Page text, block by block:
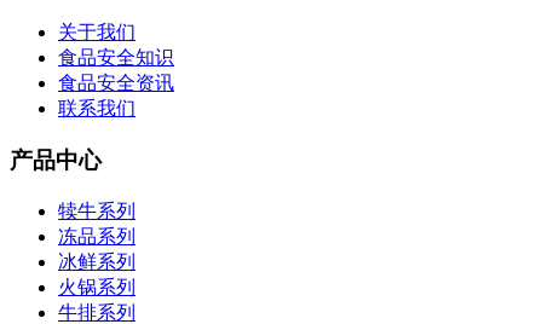
关于我们
食品安全知识
食品安全资讯
联系我们
产品中心
犊牛系列
冻品系列
冰鲜系列
火锅系列
牛排系列